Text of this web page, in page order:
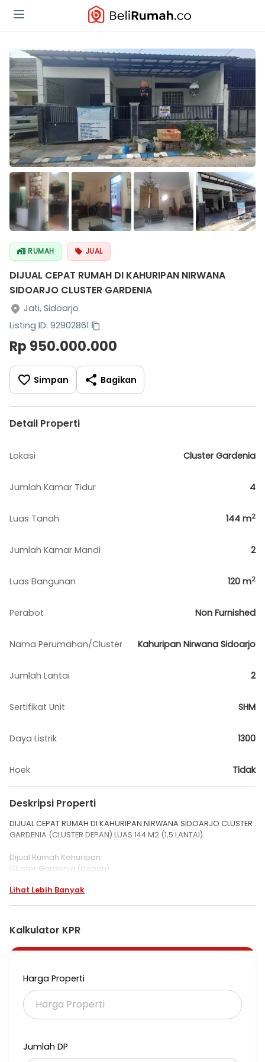
RUMAH JUAL
DIJUAL CEPAT RUMAH DI KAHURIPAN NIRWANA
SIDOARJO CLUSTER GARDENIA
Jati, Sidoarjo
Listing ID: 92902861
Rp 950.000.000
Simpan Bagikan
Detail Properti
Lokasi Cluster Gardenia
Jumlah Kamar Tidur 4
Luas Tanah 144 m2
Jumlah Kamar Mandi 2
Luas Bangunan 120 m2
Perabot Non Furnished
Nama Perumahan/Cluster Kahuripan Nirwana Sidoarjo
Jumlah Lantai 2
Sertifikat Unit SHM
Daya Listrik 1300
Hoek Tidak
Deskripsi Properti
DIJUAL CEPAT RUMAH DI KAHURIPAN NIRWANA SIDOARJO CLUSTER
GARDENIA (CLUSTER DEPAN) LUAS 144 M2 (1,5 LANTAI)
Dijual Rumah Kahuripan
Cluster Gardenia (Depan)
Ukuran : 8x18 m2
Kamar Tidur : 4
Kamar Mandi : 2
Dapur
Listrik 1300 Watt
Air : PDAM
Lokasi Strategis Tengah Kota :
Dekat GOR
Fasum Lengkap : Taman, Joging Track DLL
Lihat Lebih Banyak
Kalkulator KPR
Harga Properti
Jumlah DP